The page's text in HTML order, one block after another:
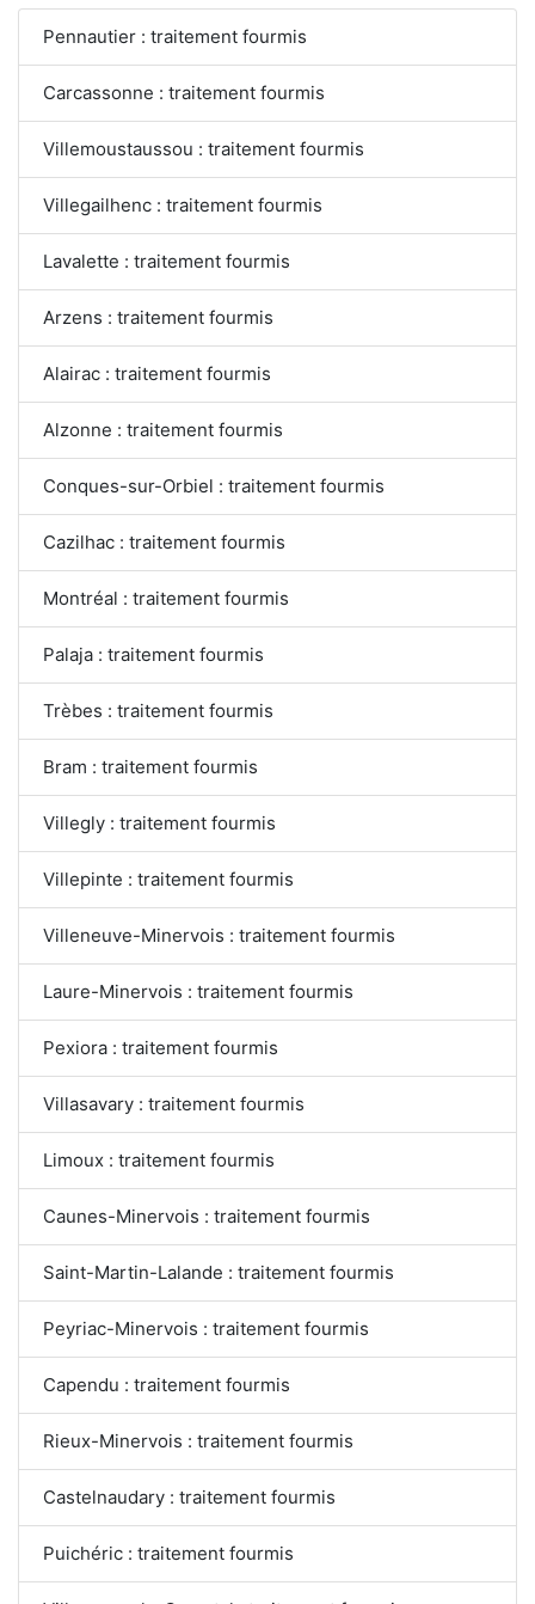
Pennautier : traitement fourmis
Carcassonne : traitement fourmis
Villemoustaussou : traitement fourmis
Villegailhenc : traitement fourmis
Lavalette : traitement fourmis
Arzens : traitement fourmis
Alairac : traitement fourmis
Alzonne : traitement fourmis
Conques-sur-Orbiel : traitement fourmis
Cazilhac : traitement fourmis
Montréal : traitement fourmis
Palaja : traitement fourmis
Trèbes : traitement fourmis
Bram : traitement fourmis
Villegly : traitement fourmis
Villepinte : traitement fourmis
Villeneuve-Minervois : traitement fourmis
Laure-Minervois : traitement fourmis
Pexiora : traitement fourmis
Villasavary : traitement fourmis
Limoux : traitement fourmis
Caunes-Minervois : traitement fourmis
Saint-Martin-Lalande : traitement fourmis
Peyriac-Minervois : traitement fourmis
Capendu : traitement fourmis
Rieux-Minervois : traitement fourmis
Castelnaudary : traitement fourmis
Puichéric : traitement fourmis